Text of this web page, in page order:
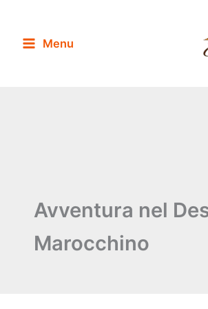
contenutoMenu
Avventura nel
Marocchino